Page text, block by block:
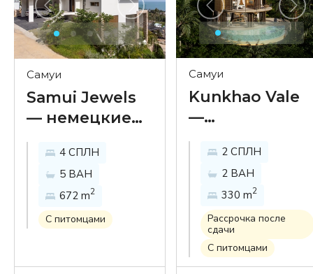
Самуи
Samui Jewels
— немецкие
стандарты
строительства
в районе Банг
Пор
4 СПЛН
5 ВАН
672 m2
С питомцами
Самуи
Kunkhao Vale
—
двуспальные
виллы с
бассейном на
холме в Банг
Макхам
2 СПЛН
2 ВАН
330 m2
Рассрочка после
сдачи
С питомцами